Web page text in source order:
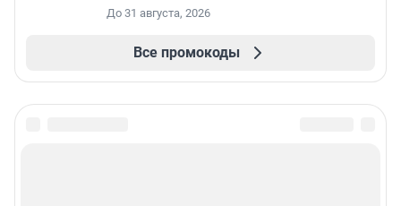
До 31 августа, 2026
Все промокоды